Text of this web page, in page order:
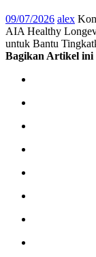
09/07/2026 alex
AIA Healthy
untuk Bantu
Bagikan Artikel ini